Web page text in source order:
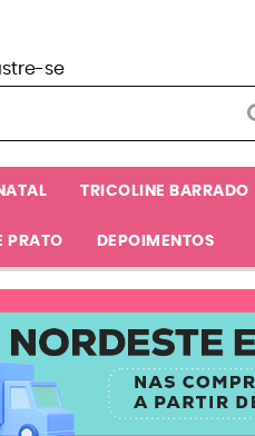
se
TRICOLINE BARRADO
PRATO DEPOIMENTOS